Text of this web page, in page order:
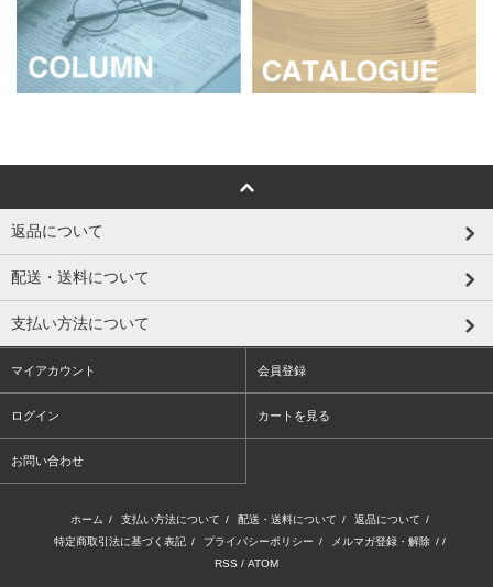
返品について
配送・送料について
支払い方法について
マイアカウント 会員登録
ログイン カートを見る
お問い合わせ
ホーム / 支払い方法について / 配送・送料について / 返品について /
特定商取引法に基づく表記 / プライバシーポリシー / メルマガ登録・解除 / /
RSS / ATOM